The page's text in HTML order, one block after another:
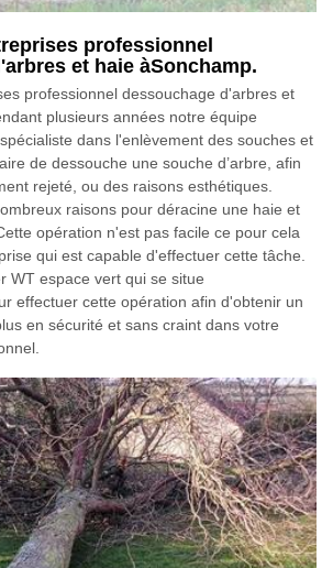
professionnel
et haie àSonchamp.
professionnel dessouchage d'arbres et
plusieurs années notre équipe
dans l'enlèvement des souches et
de dessouche une souche d’arbre, afin
rejeté, ou des raisons esthétiques.
raisons pour déracine une haie et
opération n'est pas facile ce pour cela
qui est capable d'effectuer cette tâche.
WT espace vert qui se situe
effectuer cette opération afin d'obtenir un
en sécurité et sans craint dans votre